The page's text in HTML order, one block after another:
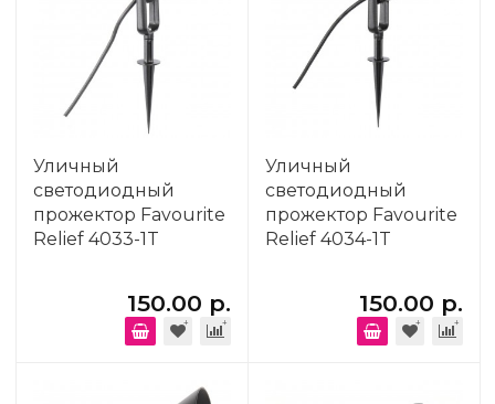
Уличный
светодиодный
прожектор Favourite
Relief 4033-1T
150.00 р.
Уличный
светодиодный
прожектор Favourite
Relief 4034-1T
150.00 р.